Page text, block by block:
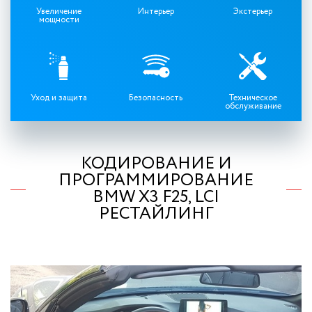
Увеличение
мощности
Интерьер Экстерьер
Уход и защита Безопасность Техническое
обслуживание
КОДИРОВАНИЕ И
ПРОГРАММИРОВАНИЕ
BMW X3 F25, LCI
РЕСТАЙЛИНГ